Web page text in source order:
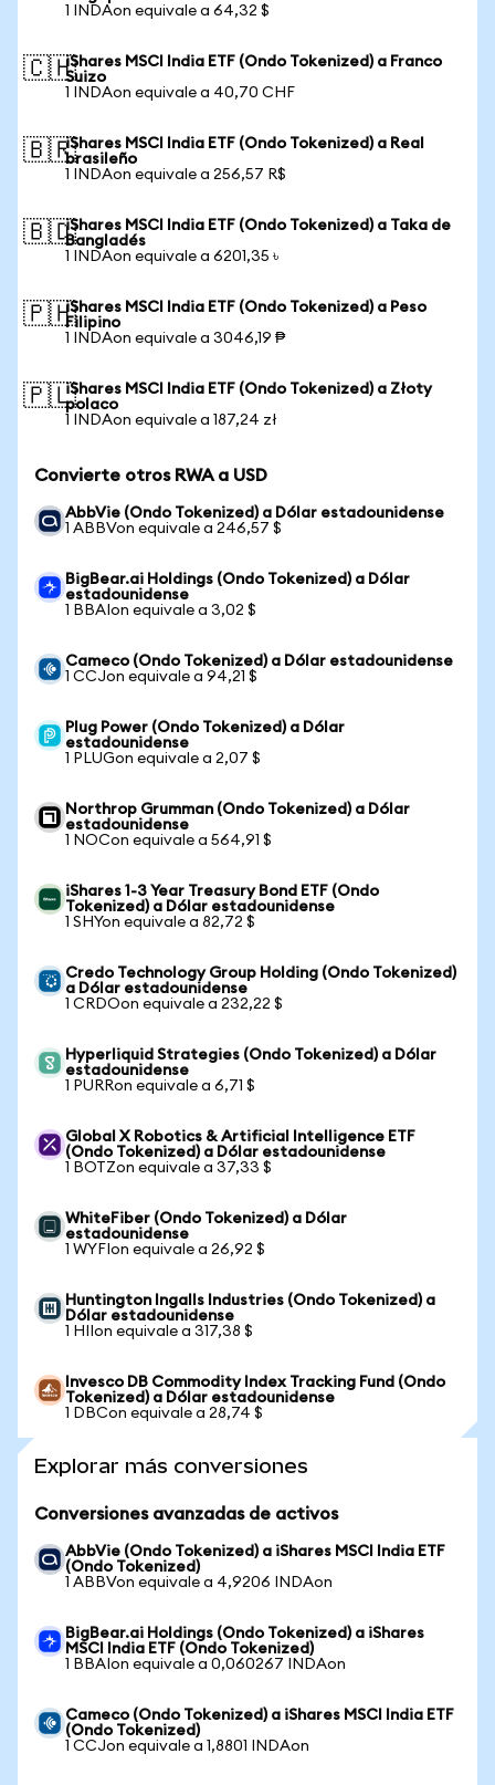
1 INDAon equivale a 64,32 $
🇨🇭iShares MSCI India ETF (Ondo Tokenized) a Franco
Suizo
1 INDAon equivale a 40,70 CHF
🇧🇷iShares MSCI India ETF (Ondo Tokenized) a Real
brasileño
1 INDAon equivale a 256,57 R$
🇧🇩iShares MSCI India ETF (Ondo Tokenized) a Taka de
Bangladés
1 INDAon equivale a 6201,35 ৳
🇵🇭iShares MSCI India ETF (Ondo Tokenized) a Peso
Filipino
1 INDAon equivale a 3046,19 ₱
🇵🇱iShares MSCI India ETF (Ondo Tokenized) a Złoty
polaco
1 INDAon equivale a 187,24 zł
Convierte otros RWA a USD
AbbVie (Ondo Tokenized) a Dólar estadounidense
1 ABBVon equivale a 246,57 $
BigBear.ai Holdings (Ondo Tokenized) a Dólar
estadounidense
1 BBAIon equivale a 3,02 $
Cameco (Ondo Tokenized) a Dólar estadounidense
1 CCJon equivale a 94,21 $
Plug Power (Ondo Tokenized) a Dólar
estadounidense
1 PLUGon equivale a 2,07 $
Northrop Grumman (Ondo Tokenized) a Dólar
estadounidense
1 NOCon equivale a 564,91 $
iShares 1-3 Year Treasury Bond ETF (Ondo
Tokenized) a Dólar estadounidense
1 SHYon equivale a 82,72 $
Credo Technology Group Holding (Ondo Tokenized)
a Dólar estadounidense
1 CRDOon equivale a 232,22 $
Hyperliquid Strategies (Ondo Tokenized) a Dólar
estadounidense
1 PURRon equivale a 6,71 $
Global X Robotics & Artificial Intelligence ETF
(Ondo Tokenized) a Dólar estadounidense
1 BOTZon equivale a 37,33 $
WhiteFiber (Ondo Tokenized) a Dólar
estadounidense
1 WYFIon equivale a 26,92 $
Huntington Ingalls Industries (Ondo Tokenized) a
Dólar estadounidense
1 HIIon equivale a 317,38 $
Invesco DB Commodity Index Tracking Fund (Ondo
Tokenized) a Dólar estadounidense
1 DBCon equivale a 28,74 $
Explorar más conversiones
Conversiones avanzadas de activos
AbbVie (Ondo Tokenized) a iShares MSCI India ETF
(Ondo Tokenized)
1 ABBVon equivale a 4,9206 INDAon
BigBear.ai Holdings (Ondo Tokenized) a iShares
MSCI India ETF (Ondo Tokenized)
1 BBAIon equivale a 0,060267 INDAon
Cameco (Ondo Tokenized) a iShares MSCI India ETF
(Ondo Tokenized)
1 CCJon equivale a 1,8801 INDAon